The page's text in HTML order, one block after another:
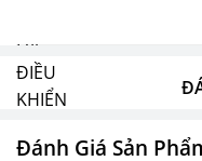
Đánh Giá Sản